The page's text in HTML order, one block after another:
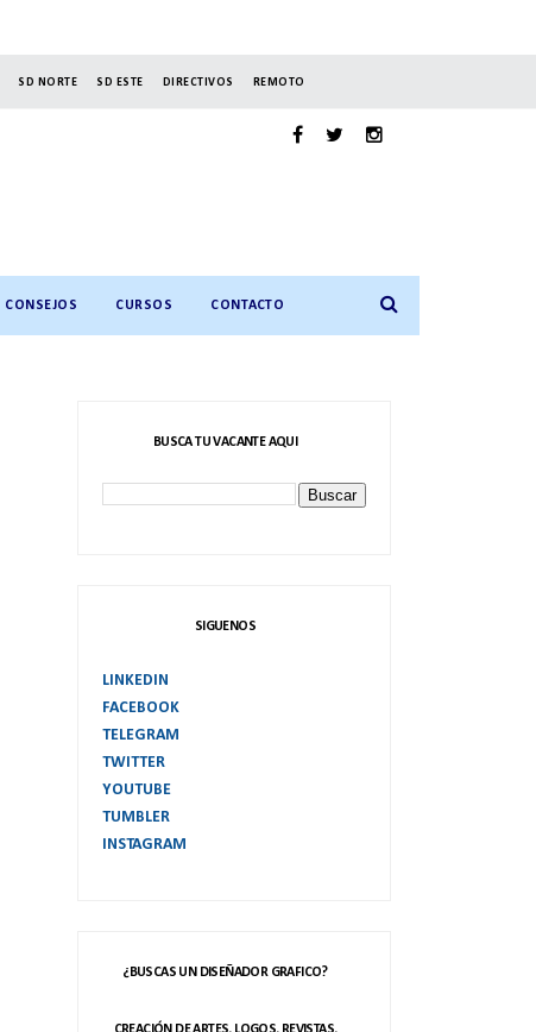
SD NORTE SD ESTE DIRECTIVOS REMOTO
CONSEJOS CURSOS CONTACTO
BUSCA TU VACANTE AQUI
SIGUENOS
LINKEDIN
FACEBOOK
TELEGRAM
TWITTER
YOUTUBE
TUMBLER
INSTAGRAM
¿BUSCAS UN DISEÑADOR GRAFICO?